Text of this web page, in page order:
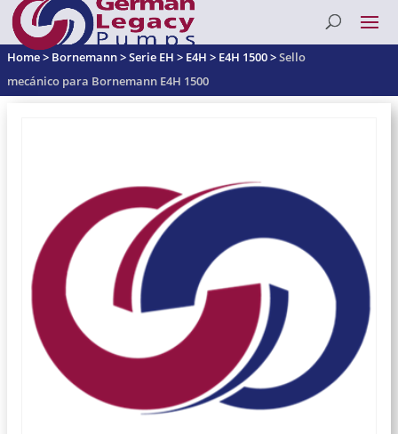
Home> Bornemann>Serie EH > E4H > E4H 1500>Sello
mecánico para Bornemann E4H 1500